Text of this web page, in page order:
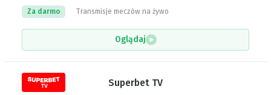
Transmisje meczów na żywo
Za darmo
Oglądaj
Superbet TV